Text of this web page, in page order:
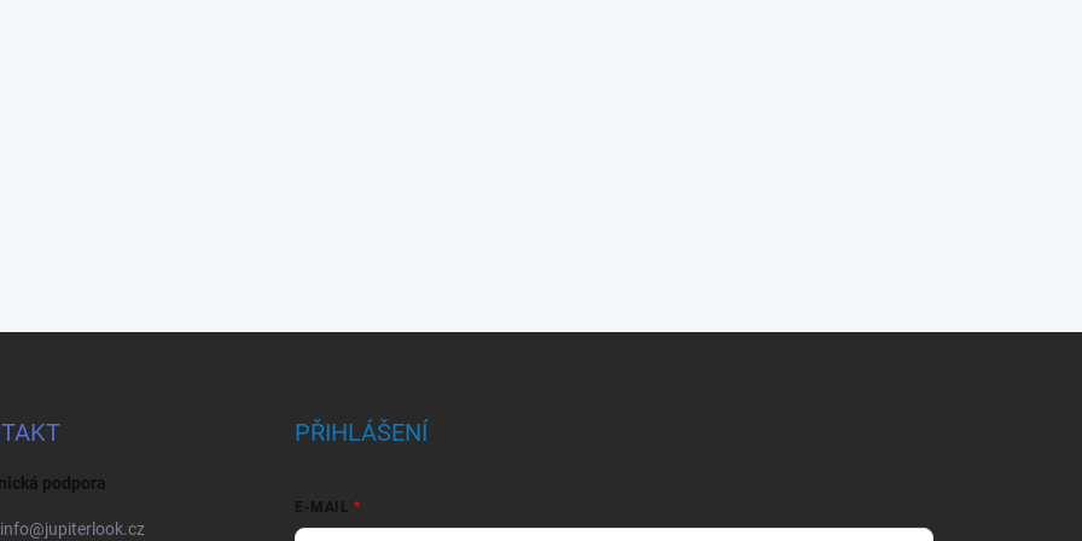
podpora
info@jupiterlook.cz
PŘIHLÁŠENÍ
E-MAIL